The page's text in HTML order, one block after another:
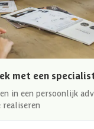
met een
in een persoonlijk
realiseren